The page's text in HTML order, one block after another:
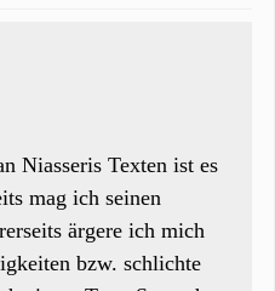
Niasseris Texten ist es
mag ich seinen
ärgere ich mich
bzw. schlichte